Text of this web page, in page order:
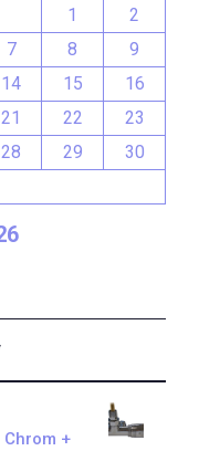
1
2
7 8
9
14 15
16
21 22
23
28 29
30
+